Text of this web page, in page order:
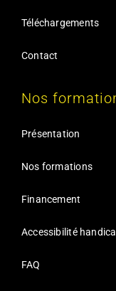
Téléchargements
Contact
Nos
Présentation
Nos formations
Financement
Accessibilité
FAQ